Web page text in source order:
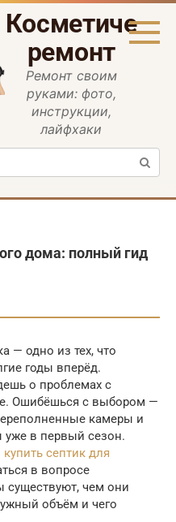
ремонт
Ремонт своим
руками: фото,
инструкции,
лайфхаки
дома: полный гид
— одно из тех, что
годы вперёд.
о проблемах с
Ошибёшься с выбором —
камеры и
уже в первый сезон.
купить септик для
в вопросе
существуют, чем они
объём и чего